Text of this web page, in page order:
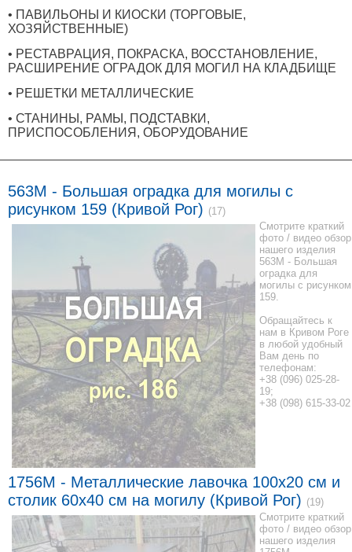
• ПАВИЛЬОНЫ И КИОСКИ (ТОРГОВЫЕ,
ХОЗЯЙСТВЕННЫЕ)
• РЕСТАВРАЦИЯ, ПОКРАСКА, ВОССТАНОВЛЕНИЕ,
РАСШИРЕНИЕ ОГРАДОК ДЛЯ МОГИЛ НА КЛАДБИЩЕ
• РЕШЕТКИ МЕТАЛЛИЧЕСКИЕ
• СТАНИНЫ, РАМЫ, ПОДСТАВКИ,
ПРИСПОСОБЛЕНИЯ, ОБОРУДОВАНИЕ
563M - Большая оградка для могилы с
рисунком 159 (Кривой Рог) (17)
Смотрите краткий
фото / видео обзор
нашего изделия
563M - Большая
оградка для
могилы с рисунком
159.
Обращайтесь к
нам в Кривом Роге
в любой удобный
Вам день по
телефонам:
+38 (096) 025-28-
19;
+38 (098) 615-33-02
1756M - Металлические лавочка 100x20 см и
столик 60x40 см на могилу (Кривой Рог) (19)
Смотрите краткий
фото / видео обзор
нашего изделия